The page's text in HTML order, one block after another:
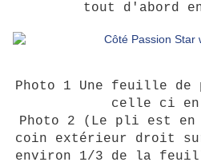
tout d'abord
Photo 1 Une feuille
celle ci en
Photo 2 (Le pli est en
coin extérieur droit
environ 1/3 de la